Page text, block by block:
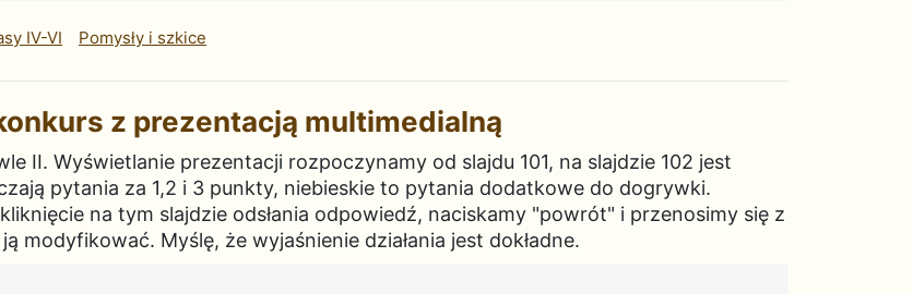
IV-VI Pomysły i szkice
z prezentacją multimedialną
II. Wyświetlanie prezentacji rozpoczynamy od slajdu 101, na slajdzie 102 jest
pytania za 1,2 i 3 punkty, niebieskie to pytania dodatkowe do dogrywki.
na tym slajdzie odsłania odpowiedź, naciskamy "powrót" i przenosimy się z
modyfikować. Myślę, że wyjaśnienie działania jest dokładne.